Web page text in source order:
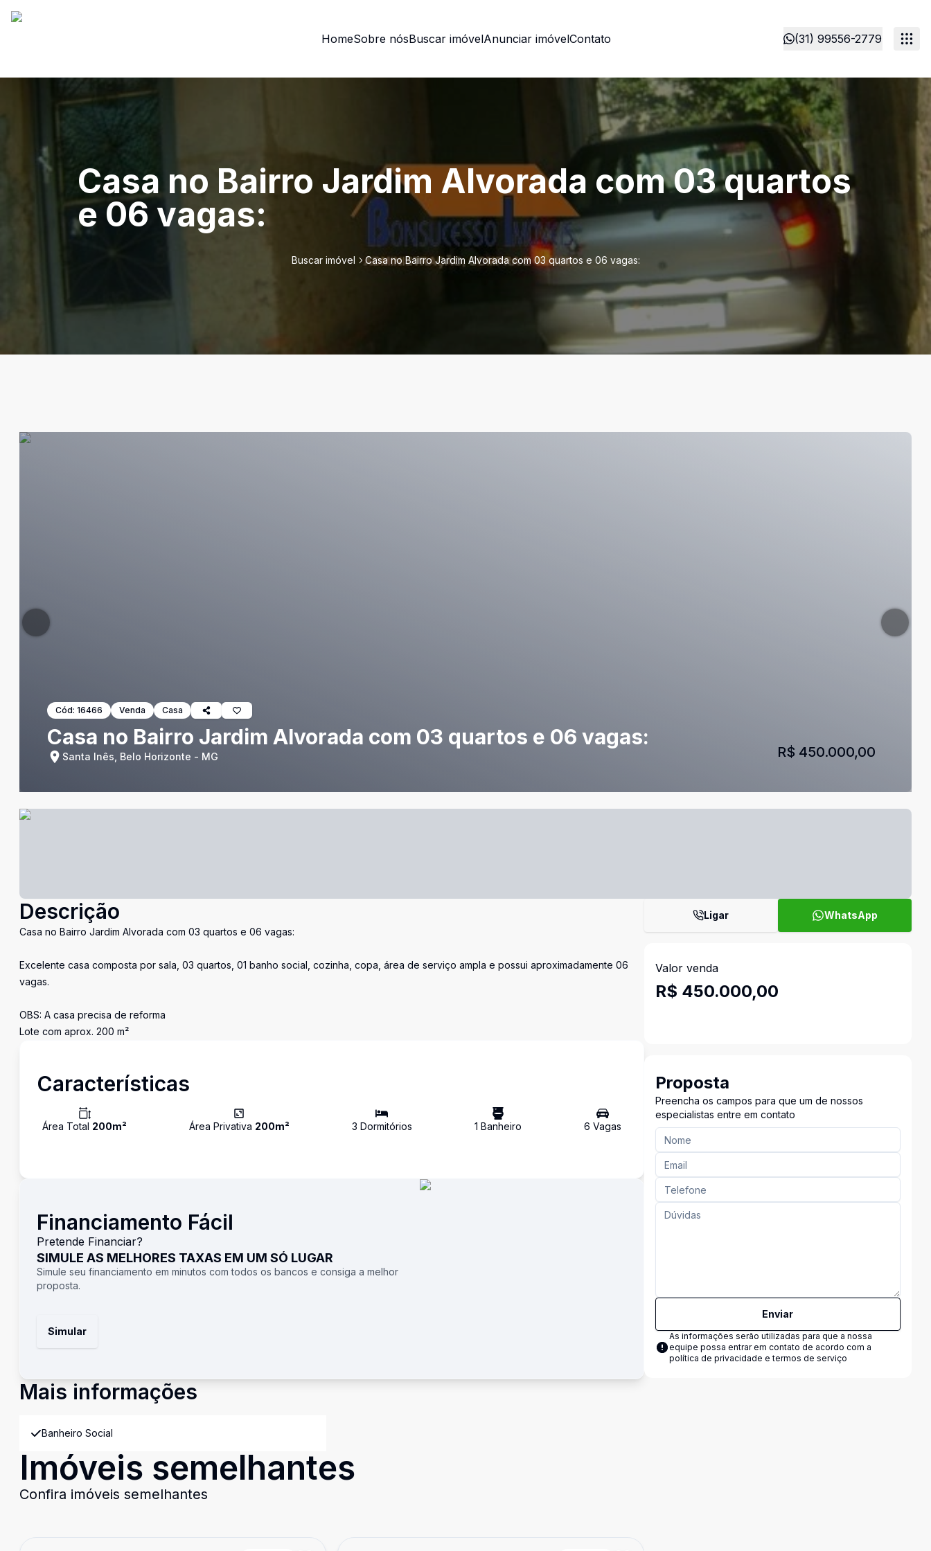
HomeSobre nósBuscar imóvelAnunciar imóvelContato (31) 99556-2779
Casa no Bairro Jardim Alvorada com 03 quartos
e 06 vagas:
Buscar imóvel Casa no Bairro Jardim Alvorada com 03 quartos e 06 vagas:
Cód: 16466 Venda Casa
Casa no Bairro Jardim Alvorada com 03 quartos e 06 vagas:
Santa Inês, Belo Horizonte - MG R$ 450.000,00
Descrição
Casa no Bairro Jardim Alvorada com 03 quartos e 06 vagas:
Excelente casa composta por sala, 03 quartos, 01 banho social, cozinha, copa, área de serviço ampla e possui aproximadamente 06
vagas.
OBS: A casa precisa de reforma
Lote com aprox. 200 m²
Características
Área Total 200m² Área Privativa 200m² 3 Dormitórios 1 Banheiro 6 Vagas
Financiamento Fácil
Pretende Financiar?
SIMULE AS MELHORES TAXAS EM UM SÓ LUGAR
Simule seu financiamento em minutos com todos os bancos e consiga a melhor
proposta.
Simular
Mais informações
Banheiro Social
Imóveis semelhantes
Confira imóveis semelhantes
Ligar WhatsApp
Valor venda
R$ 450.000,00
Proposta
Preencha os campos para que um de nossos
especialistas entre em contato
Enviar
As informações serão utilizadas para que a nossa
equipe possa entrar em contato de acordo com a
política de privacidade e termos de serviço